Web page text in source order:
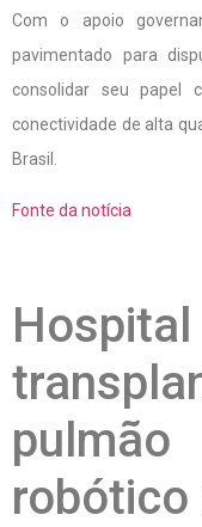
Com o apoio
pavimentado para
consolidar seu papel
conectividade de alta
Brasil.
Fonte da notícia
robótico